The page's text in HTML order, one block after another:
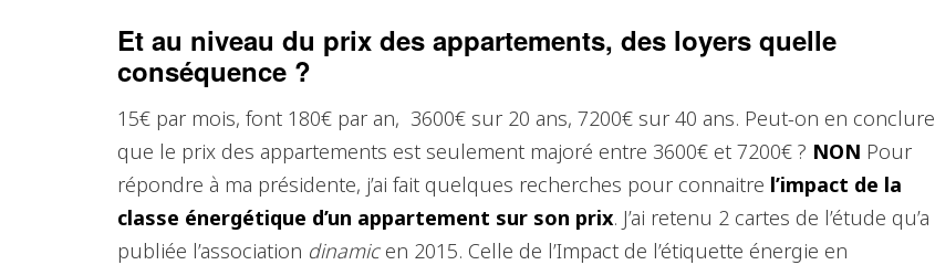
Et au niveau du prix des appartements, des loyers quelle
conséquence ?
15€ par mois, font 180€ par an, 3600€ sur 20 ans, 7200€ sur 40 ans. Peut-on en conclure
que le prix des appartements est seulement majoré entre 3600€ et 7200€ ? NON Pour
répondre à ma présidente, j’ai fait quelques recherches pour connaitre l’impact de la
classe énergétique d’un appartement sur son prix. J’ai retenu 2 cartes de l’étude qu’a
publiée l’association dinamicen 2015. Celle de l’Impact de l’étiquette énergie en